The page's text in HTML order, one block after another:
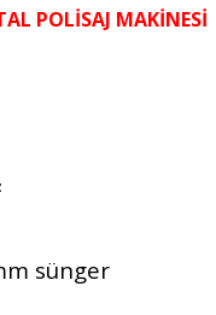
POLİSAJ MAKİNESİ
sünger